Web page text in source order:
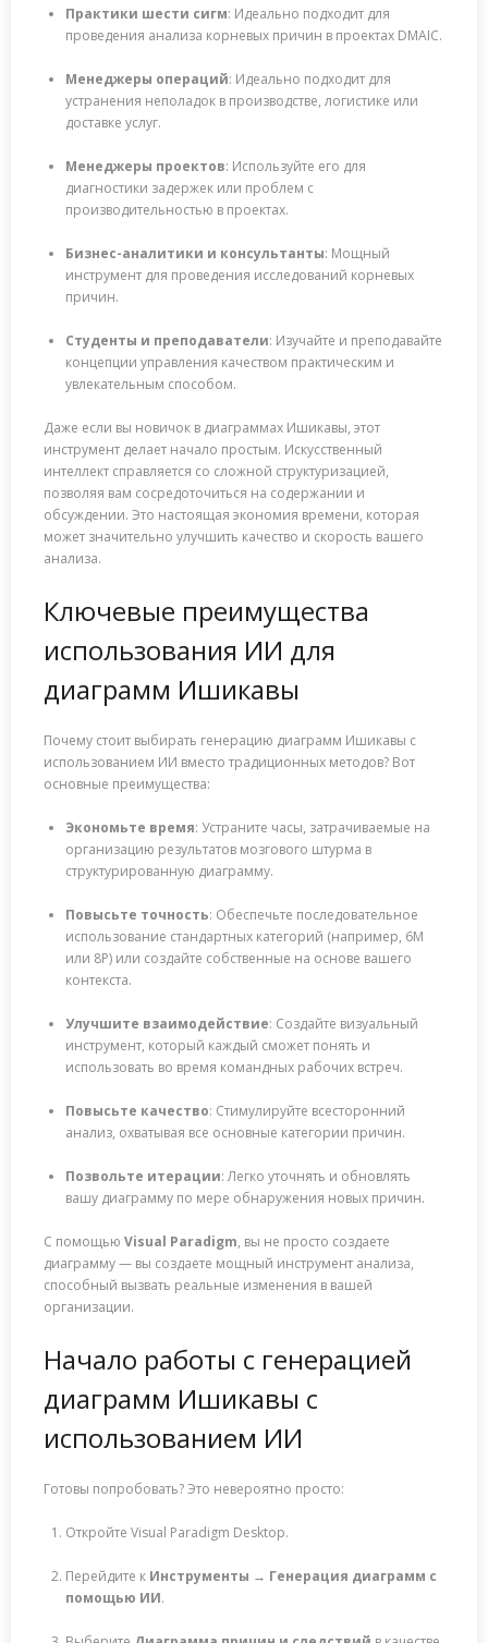
Практики шести сигм: Идеально подходит для
проведения анализа корневых причин в проектах DMAIC.
Менеджеры операций: Идеально подходит для
устранения неполадок в производстве, логистике или
доставке услуг.
Менеджеры проектов: Используйте его для
диагностики задержек или проблем с
производительностью в проектах.
Бизнес-аналитики и консультанты: Мощный
инструмент для проведения исследований корневых
причин.
Студенты и преподаватели: Изучайте и преподавайте
концепции управления качеством практическим и
увлекательным способом.
Даже если вы новичок в диаграммах Ишикавы, этот
инструмент делает начало простым. Искусственный
интеллект справляется со сложной структуризацией,
позволяя вам сосредоточиться на содержании и
обсуждении. Это настоящая экономия времени, которая
может значительно улучшить качество и скорость вашего
анализа.
Ключевые преимущества
использования ИИ для
диаграмм Ишикавы
Почему стоит выбирать генерацию диаграмм Ишикавы с
использованием ИИ вместо традиционных методов? Вот
основные преимущества:
Экономьте время: Устраните часы, затрачиваемые на
организацию результатов мозгового штурма в
структурированную диаграмму.
Повысьте точность: Обеспечьте последовательное
использование стандартных категорий (например, 6M
или 8P) или создайте собственные на основе вашего
контекста.
Улучшите взаимодействие: Создайте визуальный
инструмент, который каждый сможет понять и
использовать во время командных рабочих встреч.
Повысьте качество: Стимулируйте всесторонний
анализ, охватывая все основные категории причин.
Позвольте итерации: Легко уточнять и обновлять
вашу диаграмму по мере обнаружения новых причин.
С помощью Visual Paradigm, вы не просто создаете
диаграмму — вы создаете мощный инструмент анализа,
способный вызвать реальные изменения в вашей
организации.
Начало работы с генерацией
диаграмм Ишикавы с
использованием ИИ
Готовы попробовать? Это невероятно просто:
Откройте Visual Paradigm Desktop.
Перейдите к Инструменты → Генерация диаграмм с
помощью ИИ.